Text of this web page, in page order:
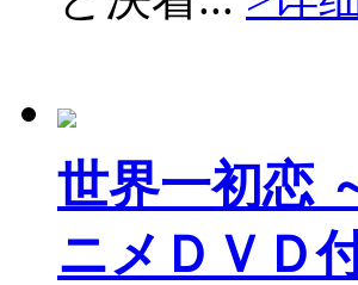
世界一初恋
ニメＤＶＤ